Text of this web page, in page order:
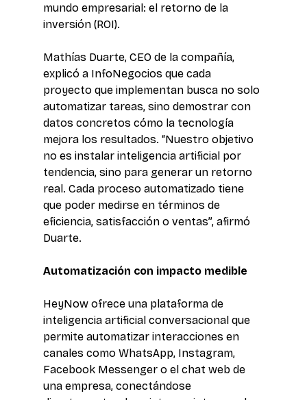
mundo empresarial: el retorno de la
inversión (ROI).
Mathías Duarte, CEO de la compañía,
explicó a InfoNegocios que cada
proyecto que implementan busca no solo
automatizar tareas, sino demostrar con
datos concretos cómo la tecnología
mejora los resultados. “Nuestro objetivo
no es instalar inteligencia artificial por
tendencia, sino para generar un retorno
real. Cada proceso automatizado tiene
que poder medirse en términos de
eficiencia, satisfacción o ventas”, afirmó
Duarte.
Automatización con impacto medible
HeyNow ofrece una plataforma de
inteligencia artificial conversacional que
permite automatizar interacciones en
canales como WhatsApp, Instagram,
Facebook Messenger o el chat web de
una empresa, conectándose